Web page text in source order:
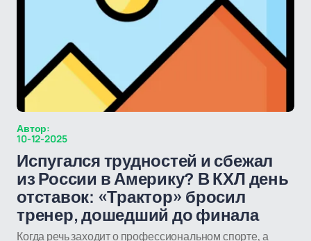
Автор:
10-12-2025
Испугался трудностей и сбежал
из России в Америку? В КХЛ день
отставок: «Трактор» бросил
тренер, дошедший до финала
Когда речь заходит о профессиональном спорте, а